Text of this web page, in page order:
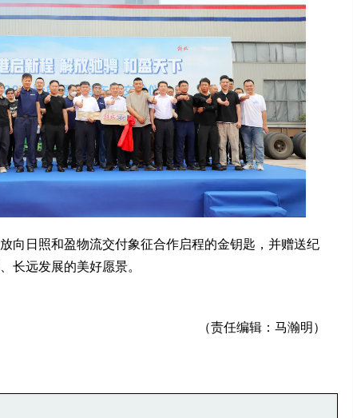
向日照和盈物流交付象征合作启程的金钥匙，并赠送纪
长远发展的美好愿景。
（责任编辑：马瀚明）